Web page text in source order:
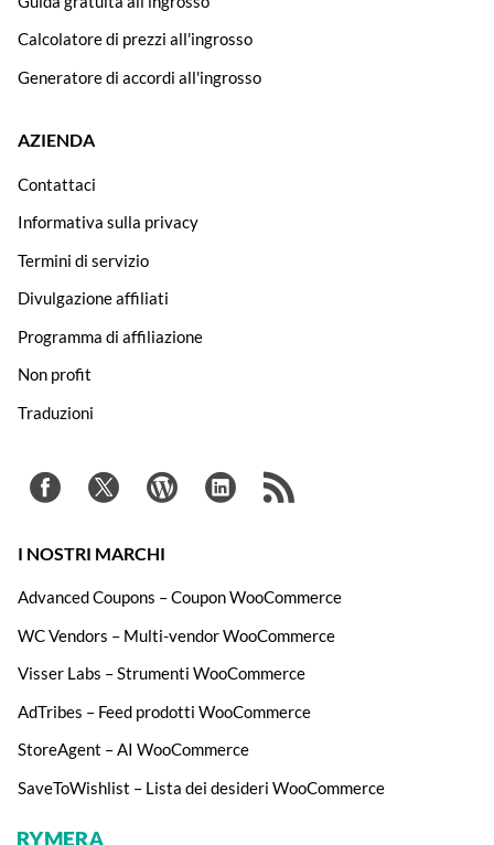
Calcolatore di prezzi all'ingrosso
Generatore di accordi all'ingrosso
AZIENDA
Contattaci
Informativa sulla privacy
Termini di servizio
Divulgazione affiliati
Programma di affiliazione
Non profit
Traduzioni
I NOSTRI MARCHI
Advanced Coupons – Coupon WooCommerce
WC Vendors – Multi-vendor WooCommerce
Visser Labs – Strumenti WooCommerce
AdTribes – Feed prodotti WooCommerce
StoreAgent – AI WooCommerce
SaveToWishlist – Lista dei desideri WooCommerce